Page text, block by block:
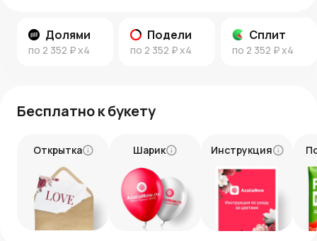
Долями
по 2 352 ₽x4
Подели
по 2 352 ₽x4
Сплит
по 2 352 ₽x4
Бесплатно к букету
Открытка Шарик Инструкция